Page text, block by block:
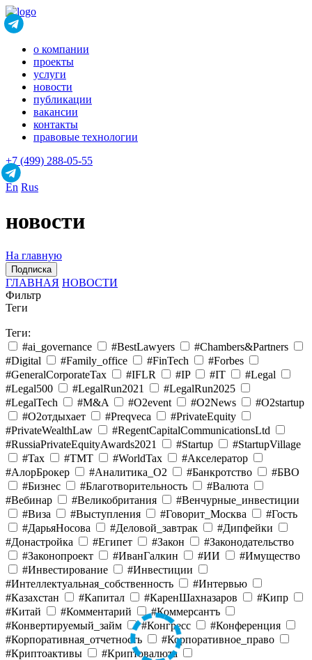
о компании
проекты
услуги
новости
публикации
вакансии
контакты
правовые технологии
+7 (499) 288-05-55
En Rus
новости
На главную
Подписка
ГЛАВНАЯ НОВОСТИ
Фильтр
Теги
Теги:
#ai_governance
#BestLawyers
#Chambers&Partners
#Digital
#Family_office #FinTech
#Forbes
#GeneralCorporateTax
#IFLR #IP #IT
#Legal
#Legal500
#LegalRun2021
#LegalRun2025
#LegalTech
#M&A #O2event #O2News
#O2startup
#O2отдыхает
#Preqveca
#PrivateEquity
#PrivateWealthLaw
#RegentCapitalCommunicationsLtd
#RussiaPrivateEquityAwards2021
#Startup
#StartupVillage
#Tax
#TMT #WorldTax
#Акселератор
#АлорБрокер
#Аналитика_O2 #Банкротство
#БВО
#Бизнес
#Благотворительность
#Валюта
#Вебинар
#Великобритания
#Венчурные_инвестиции
#Виза
#Выступления #Говорит_Москва
#Гость
#ДарьяНосова
#Деловой_завтрак
#Дипфейки
#Донастройка
#Египет #Закон
#Законодательство
#Законопроект
#ИванГалкин #ИИ
#Имущество
#Инвестирование
#Инвестиции
#Интеллектуальная_собственность
#Интервью
#Казахстан
#Капитал #КаренШахназаров
#Кипр
#Китай
#Комментарий
#Коммерсантъ
#Конвертируемый_займ
#Конгресс
#Конференция
#Корпоративная_отчетность
#Корпоративное_право
#Криптоактивы
#Криптовалюта